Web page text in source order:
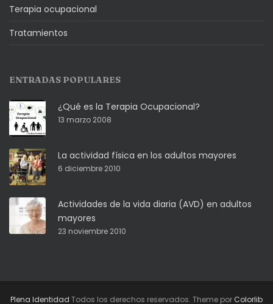
Terapia ocupacional
Tratamientos
ENTRADAS POPULARES
¿Qué es la Terapia Ocupacional?
13 marzo 2008
La actividad física en los adultos mayores
6 diciembre 2010
Actividades de la vida diaria (AVD) en adultos
mayores
23 noviembre 2010
Plena Identidad Todos los derechos reservados. Theme por Colorlib